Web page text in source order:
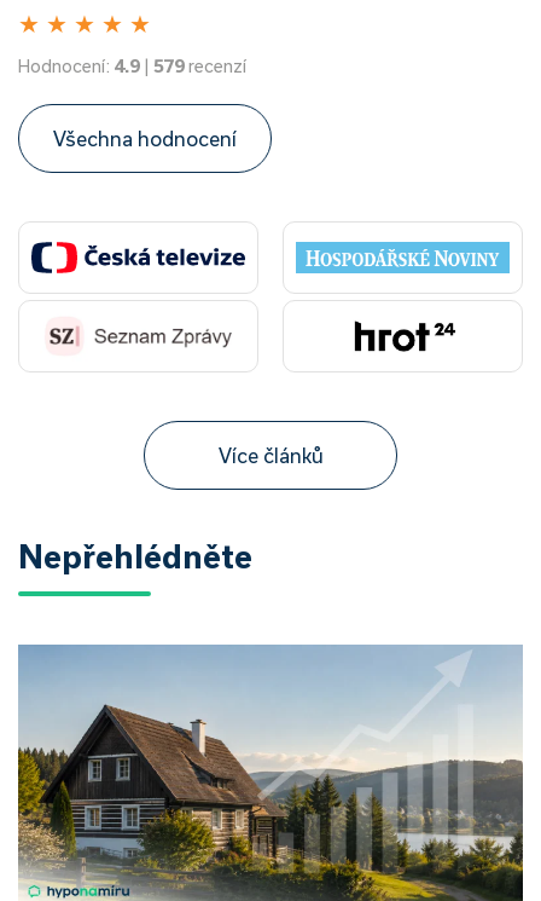
★ ★ ★ ★ ★
Hodnocení: 4.9 | 579recenzí
Všechna hodnocení
Více článků
Nepřehlédněte